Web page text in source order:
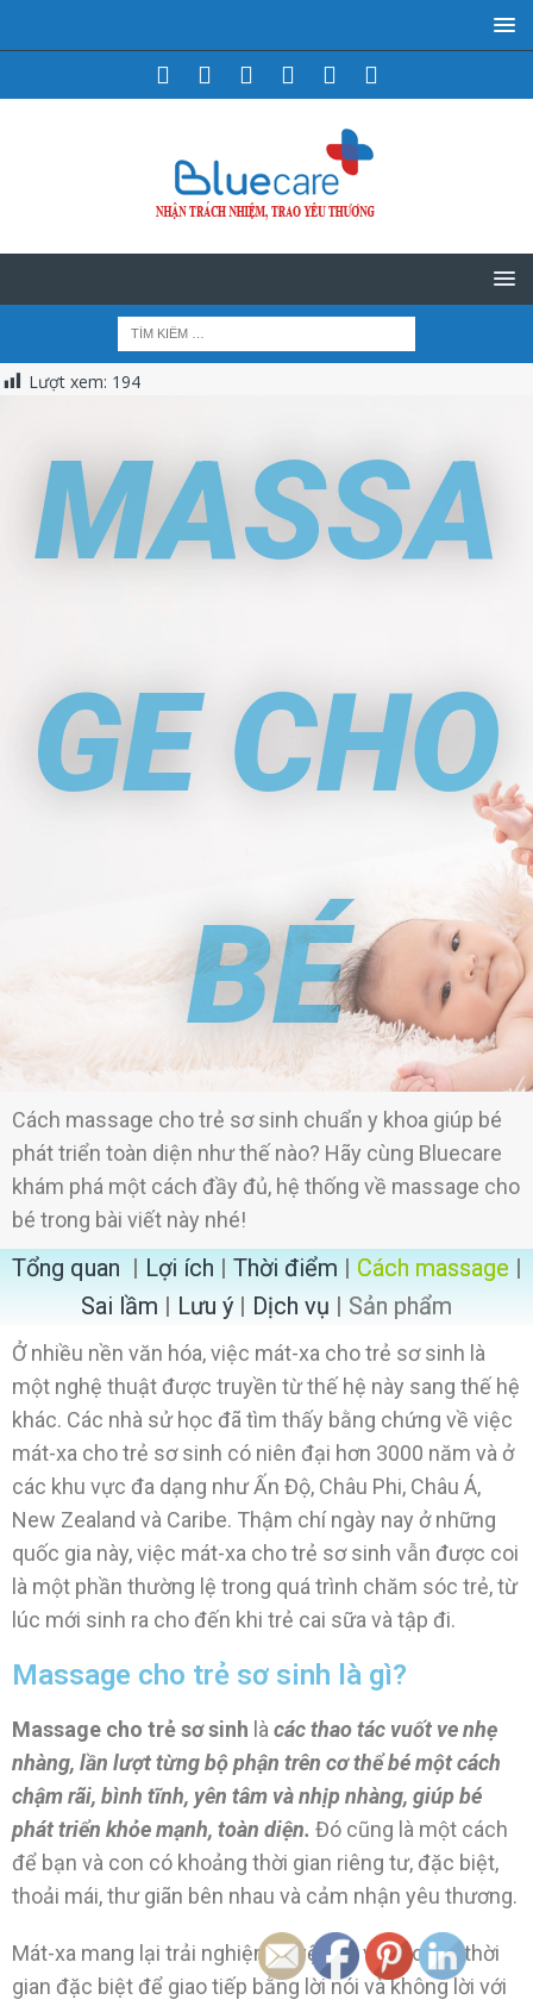
Lượt xem: 194
MASSA
GE CHO
BÉ
Cách massage cho trẻ sơ sinh chuẩn y khoa giúp bé
phát triển toàn diện như thế nào? Hãy cùng Bluecare
khám phá một cách đầy đủ, hệ thống về massage cho
bé trong bài viết này nhé!
Tổng quan | Lợi ích | Thời điểm | Cách massage |
Sai lầm | Lưu ý| Dịch vụ | Sản phẩm
Ở nhiều nền văn hóa, việc mát-xa cho trẻ sơ sinh là
một nghệ thuật được truyền từ thế hệ này sang thế hệ
khác. Các nhà sử học đã tìm thấy bằng chứng về việc
mát-xa cho trẻ sơ sinh có niên đại hơn 3000 năm và ở
các khu vực đa dạng như Ấn Độ, Châu Phi, Châu Á,
New Zealand và Caribe. Thậm chí ngày nay ở những
quốc gia này, việc mát-xa cho trẻ sơ sinh vẫn được coi
là một phần thường lệ trong quá trình chăm sóc trẻ, từ
lúc mới sinh ra cho đến khi trẻ cai sữa và tập đi.
Massage cho trẻ sơ sinh là gì?
Massage cho trẻ sơ sinh làcác thao tác vuốt ve nhẹ
nhàng, lần lượt từng bộ phận trên cơ thể bé một cách
chậm rãi, bình tĩnh, yên tâm và nhịp nhàng, giúp bé
phát triển khỏe mạnh, toàn diện. Đó cũng là một cách
để bạn và con có khoảng thời gian riêng tư, đặc biệt,
thoải mái, thư giãn bên nhau và cảm nhận yêu thương.
Mát-xa mang lại trải nghiệm tuyệt vời và khoảng thời
gian đặc biệt để giao tiếp bằng lời nói và không lời với